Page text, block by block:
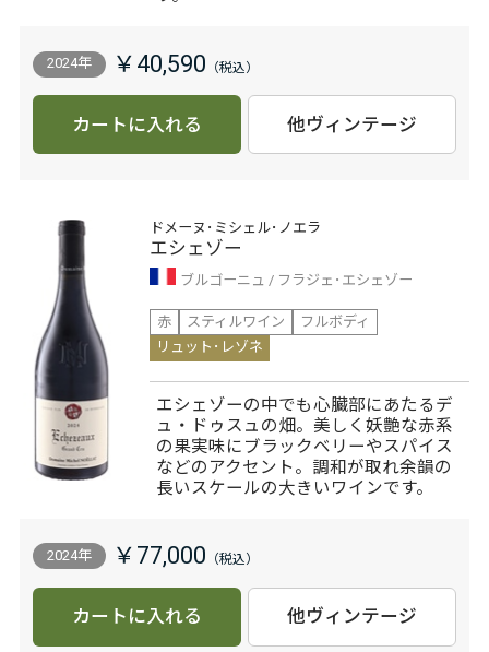
2024年 ￥40,590
カートに入れる 他ヴィンテージ
ドメーヌ･ミシェル･ノエラ
エシェゾー
ブルゴーニュ
フラジェ･エシェゾー
赤
スティルワイン
フルボディ
リュット･レゾネ
エシェゾーの中でも心臓部にあたるデ
ュ・ドゥスュの畑。美しく妖艶な赤系
の果実味にブラックベリーやスパイス
などのアクセント。調和が取れ余韻の
長いスケールの大きいワインです。
2024年 ￥77,000
カートに入れる 他ヴィンテージ